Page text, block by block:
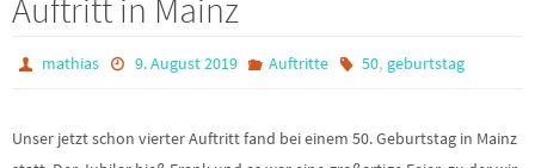
Auftritt in Mainz
mathias 9. August 2019 Auftritte 50, geburtstag
Unser jetzt schon vierter Auftritt fand bei einem 50. Geburtstag in Mainz